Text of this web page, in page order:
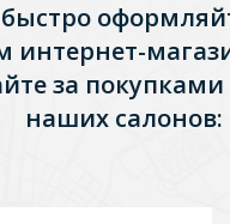
интернет-
за
наших салонов: